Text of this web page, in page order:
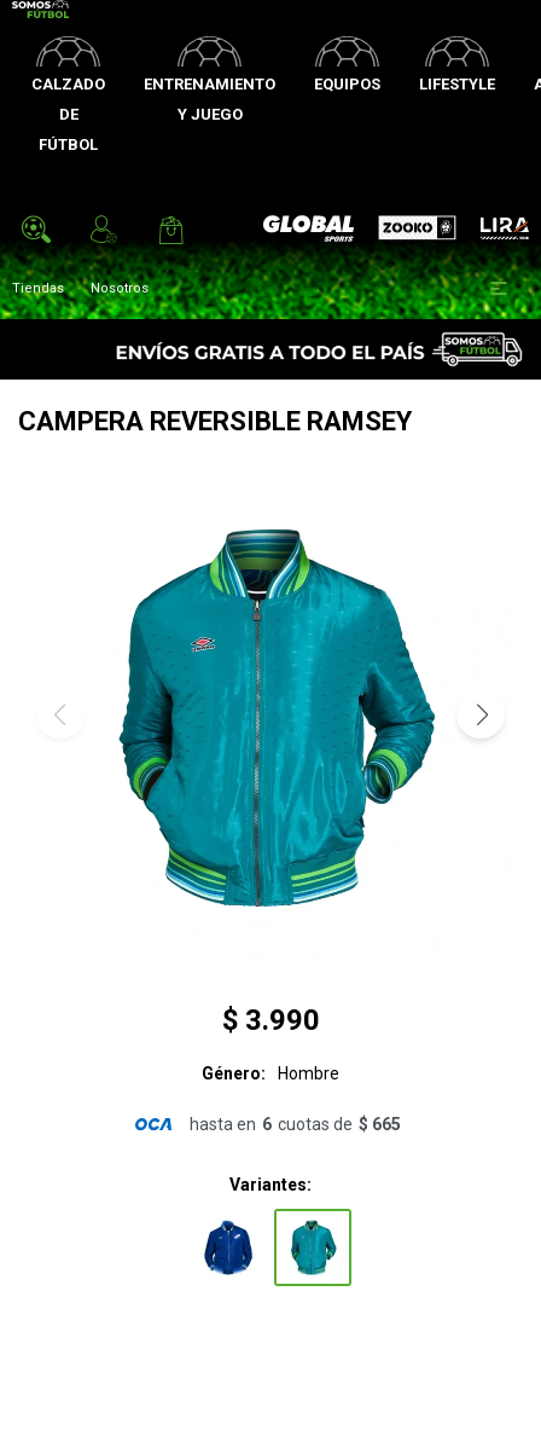
CALZADO
DE
FÚTBOL
ENTRENAMIENTO
Y JUEGO
EQUIPOS LIFESTYLE
Global Sports Zooko Lira
Tiendas Nosotros 
CAMPERA REVERSIBLE RAMSEY
$ 3.990
Género Hombre
hasta en 6 cuotas de $ 665
Variantes: